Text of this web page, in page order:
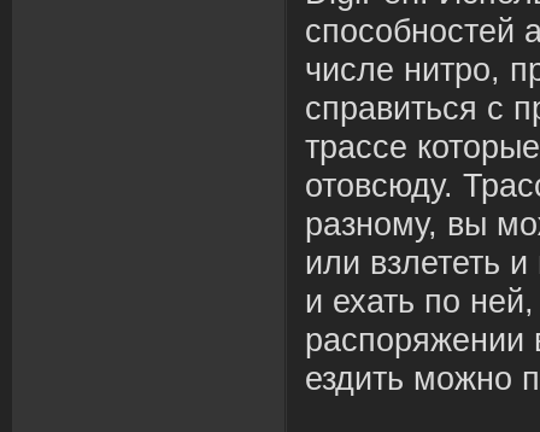
способностей
числе нитро,
справиться с
трассе
отовсюду.
разному, вы
или взлететь
и ехать по ней,
распоряжении
ездить можно